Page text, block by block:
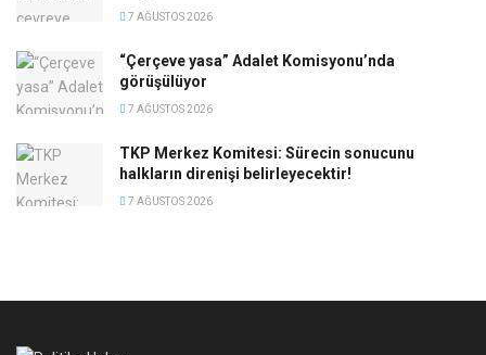
7 AĞUSTOS 2026
“Çerçeve yasa” Adalet Komisyonu’nda
görüşülüyor
7 AĞUSTOS 2026
TKP Merkez Komitesi: Sürecin sonucunu
halkların direnişi belirleyecektir!
7 AĞUSTOS 2026